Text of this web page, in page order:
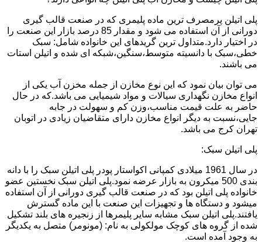
پلی اتیلن پرمصرف ترین ماده پلیمری که در صنعت قالب گیری
دورانی از آن استفاده می شود و مقدار 85 درصد بازار این صنعت را
در اختیار دارد.متداول ترین گریدهای این خانواده شامل: سبک
خطی،سبک با دانسیته متوسط،سنگین،شبکه ای شده و اتیلن استات
می باشند.
می توان بیان نمود که این نوع مخازن از جمله مخزن آب یکی از
انواع مخازن نگهداری سیالات و مواد شیمیایی می باشد.که در حال
حاضر به علت قیمت مناسب،وزن کم و سهولت در جابه
جایی،نسبت به دیگر انواع مخازن دارای متقاضیان زیادی در اتوبان
تهران کرج می باشد.
پلی اتیلن سبک:
در سال 1961 میلادی کمپانی اکواستار پودر پلی اتیلن سبک را با دانه
بندی 500 میکرون به بازار عرضه نمود.پلی اتیلن سبک نخستین عضو
خانواده پلی اتیلن بود که در صنعت قالب گیری دورانی از آن استفاده
میشود و دستگاه ها و تجهیزات این صنعت با این ماده گسترش
یافتند.پلی اتیلن سبک مشابه سایر پلیمرها از زنجیره های بلند تشکیل
شده از گروه های کوچک مولکولی به نام: (مونومر) متصل به یکدیگر
به وجود آمده است.